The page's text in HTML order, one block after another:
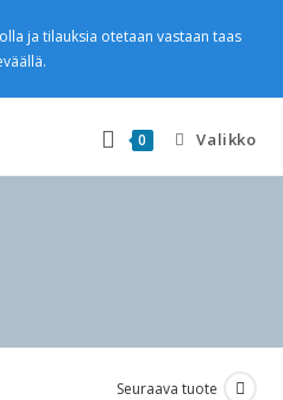
ja tilauksia otetaan vastaan taas
0 Valikko
Seuraava tuote